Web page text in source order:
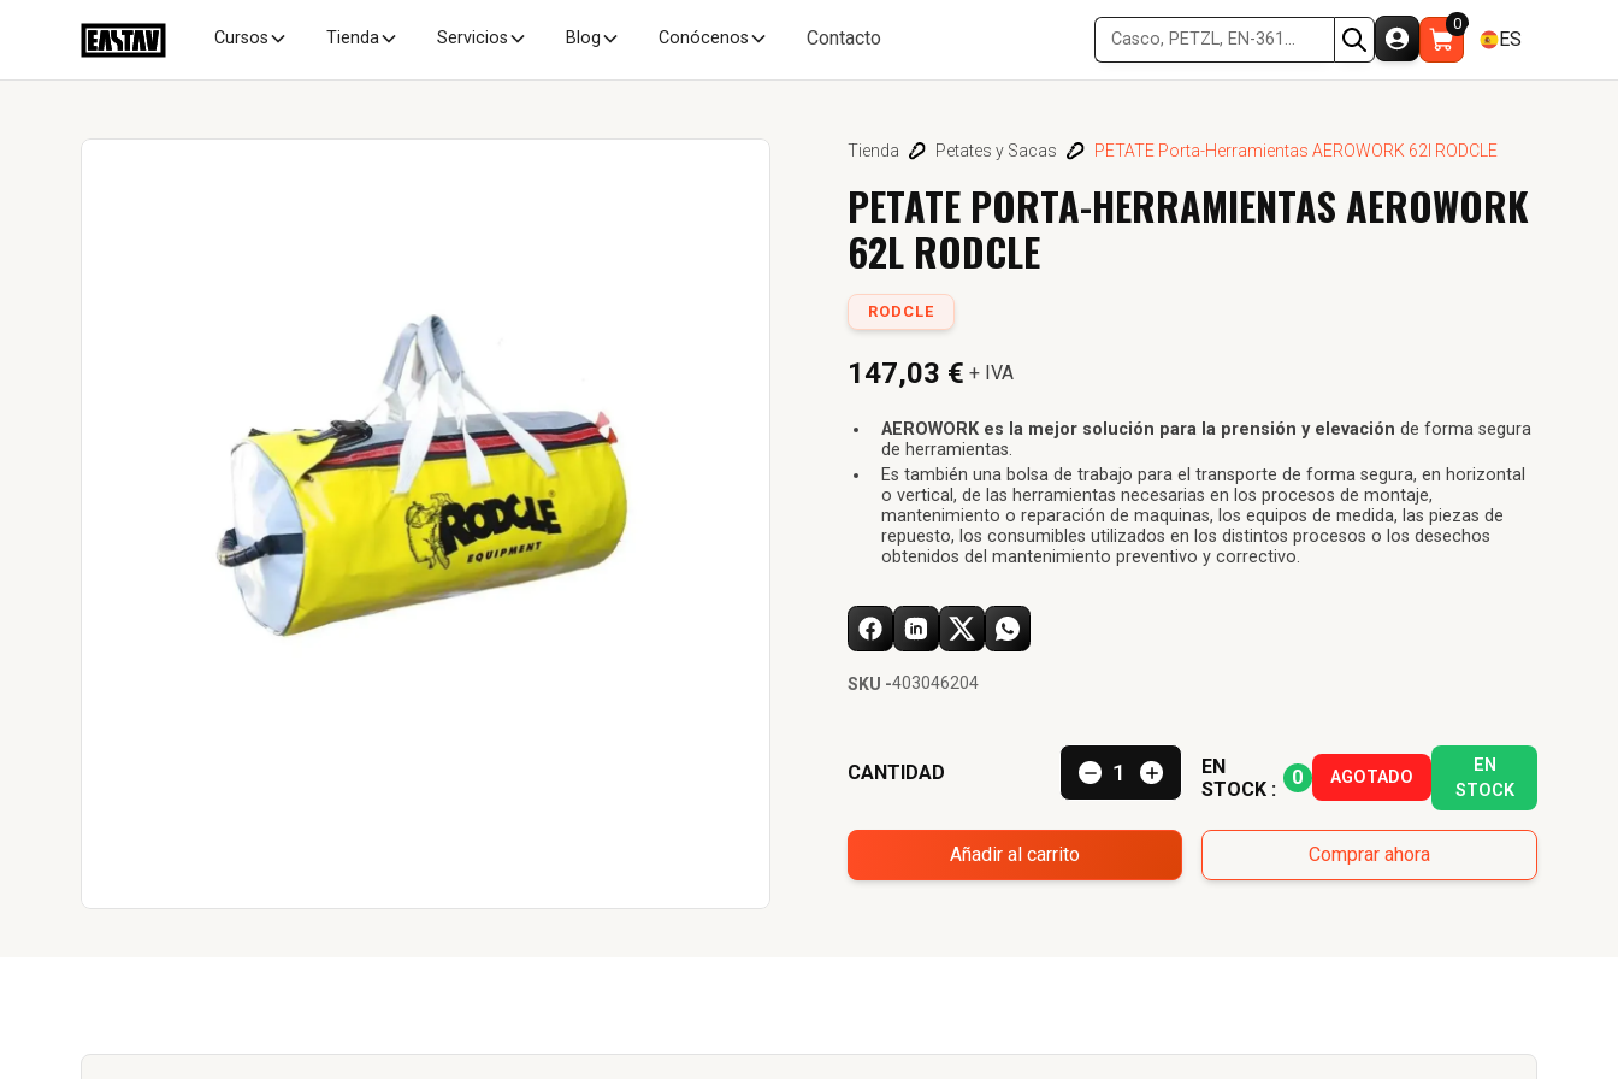
Cursos Tienda Servicios Blog Conócenos Contacto
0
ES
Tienda Petates y Sacas PETATE Porta-Herramientas AEROWORK 62l RODCLE
PETATE PORTA-HERRAMIENTAS AEROWORK
62L RODCLE
RODCLE
147,03 € + IVA
AEROWORK es la mejor solución para la prensión y elevación de forma segura
de herramientas.
Es también una bolsa de trabajo para el transporte de forma segura, en horizontal
o vertical, de las herramientas necesarias en los procesos de montaje,
mantenimiento o reparación de maquinas, los equipos de medida, las piezas de
repuesto, los consumibles utilizados en los distintos procesos o los desechos
obtenidos del mantenimiento preventivo y correctivo.
SKU -403046204
CANTIDAD
EN
STOCK :
0 AGOTADO
EN
STOCK
Añadir al carrito Comprar ahora